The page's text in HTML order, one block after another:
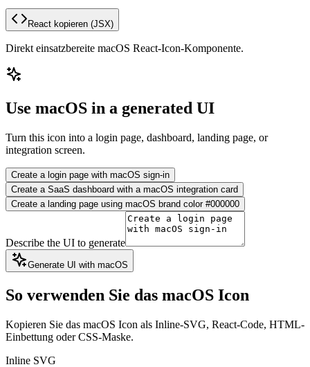
React kopieren (JSX)
Direkt einsatzbereite macOS React-Icon-Komponente.
Use macOS in a generated UI
Turn this icon into a login page, dashboard, landing page, or
integration screen.
Create a login page with macOS sign-in
Create a SaaS dashboard with a macOS integration card
Create a landing page using macOS brand color #000000
Describe the UI to generate
Generate UI with macOS
So verwenden Sie das macOS Icon
Kopieren Sie das macOS Icon als Inline-SVG, React-Code, HTML-
Einbettung oder CSS-Maske.
Inline SVG